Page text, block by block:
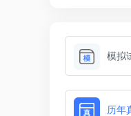
模拟
历年